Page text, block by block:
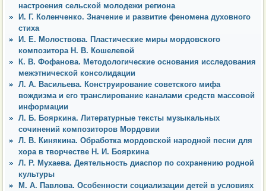
настроения сельской молодежи региона
И. Г. Коленченко. Значение и развитие феномена духовного
стиха
И. Е. Молоствова. Пластические миры мордовского
композитора Н. В. Кошелевой
К. В. Фофанова. Методологические основания исследования
межэтнической консолидации
Л. А. Васильева. Конструирование советского мифа
вождизма и его транслирование каналами средств массовой
информации
Л. Б. Бояркина. Литературные тексты музыкальных
сочинений композиторов Мордовии
Л. В. Кинякина. Обработка мордовской народной песни для
хора в творчестве Н. И. Бояркина
Л. Р. Мухаева. Деятельность диаспор по сохранению родной
культуры
М. А. Павлова. Особенности социализации детей в условиях